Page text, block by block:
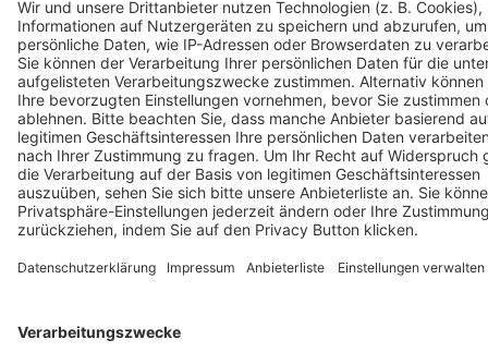
FacebookYouTubeInstagram
Auf- / Zuklappen ALL4GOLF
ALL4GOLF
Auf- / Zuklappen ALL4GOLF
Über Uns
Karriere
Gutscheine & Aktionen
Auf- / Zuklappen Ressourcen
Ressourcen Auf- / Zuklappen Ressourcen
Store Hannover
Custom Online Fitting